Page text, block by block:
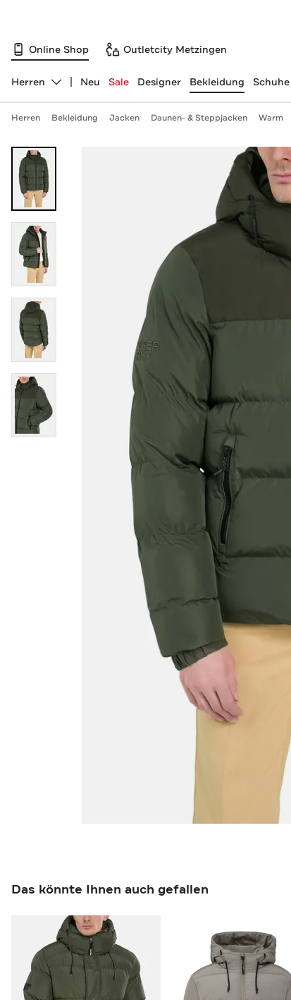
Online Shop Outletcity Metzingen
Abteilung ändern, ausgewählt:
Herren Neu Sale Designer Bekleidung Schuhe
Herren Bekleidung Jacken Daunen- & Steppjacken Warm
Das könnte Ihnen auch gefallen